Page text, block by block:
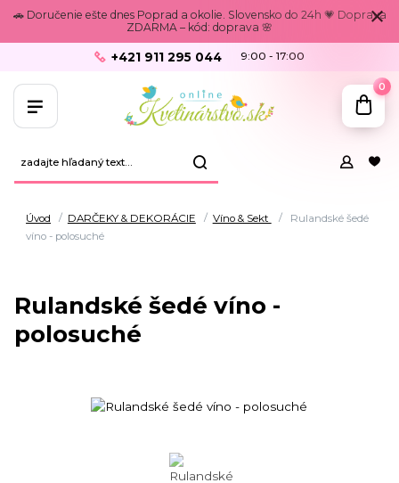
🚗 Doručenie ešte dnes Poprad a okolie. Slovensko do 24h 💗 Doprava
ZDARMA – kód: doprava 🌸
+421 911 295 044 9:00 - 17:00
0
Úvod DARČEKY & DEKORÁCIE Víno & Sekt
Rulandské šedé
víno - polosuché
Rulandské šedé víno -
polosuché